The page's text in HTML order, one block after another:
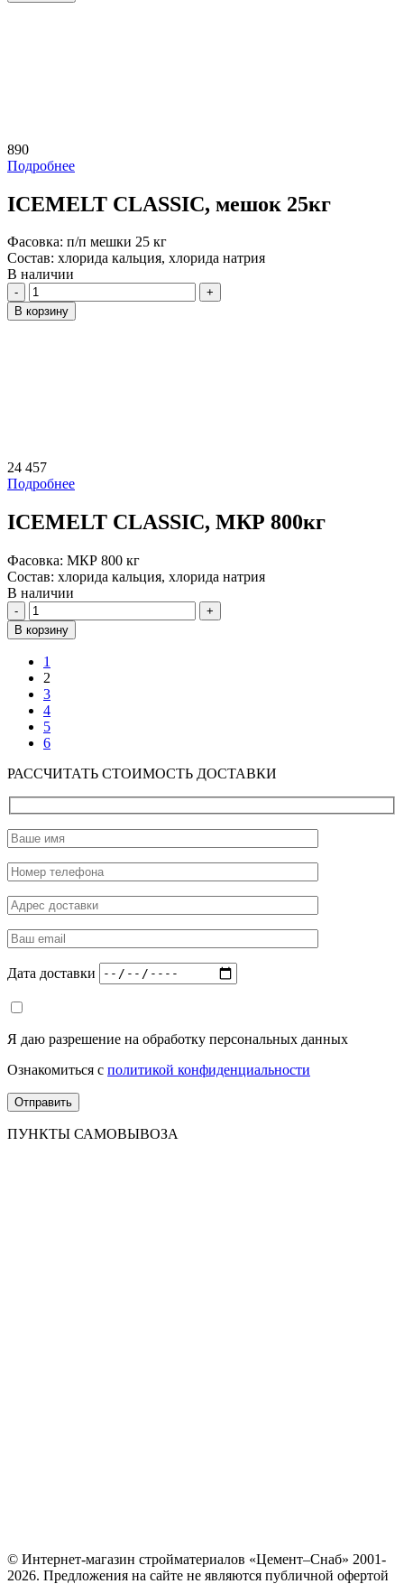
890
Подробнее
ICEMELT CLASSIC, мешок 25кг
Фасовка: п/п мешки 25 кг
Состав: хлорида кальция, хлорида натрия
В наличии
Количество
В корзину
24 457
Подробнее
ICEMELT CLASSIC, МКР 800кг
Фасовка: МКР 800 кг
Состав: хлорида кальция, хлорида натрия
В наличии
Количество
В корзину
1
2
3
4
5
6
РАССЧИТАТЬ СТОИМОСТЬ ДОСТАВКИ
Дата доставки
Я даю разрешение на обработку персональных данных
Ознакомиться с политикой конфиденциальности
ПУНКТЫ САМОВЫВОЗА
© Интернет-магазин стройматериалов «Цемент–Снаб» 2001-
2026. Предложения на сайте не являются публичной офертой